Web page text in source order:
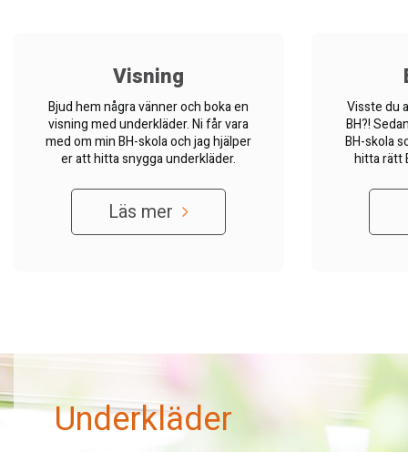
Visning
Bjud hem några vänner och boka en
visning med underkläder. Ni får vara
med om min BH-skola och jag hjälper
er att hitta snygga underkläder.
Läs mer
Visste du
BH?!
BH-skola
hitta rätt
Underkläder